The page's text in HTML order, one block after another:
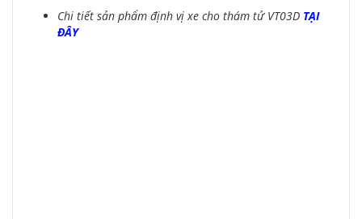
Chi tiết sản phẩm định vị xe cho thám tử VT03D TẠI
ĐÂY